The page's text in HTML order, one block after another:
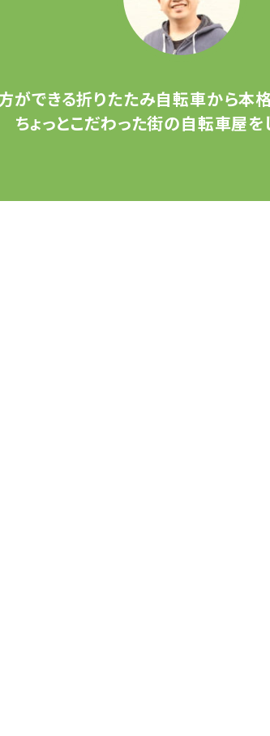
ができる折りたたみ自転車から本
ちょっとこだわった街の自転車屋を